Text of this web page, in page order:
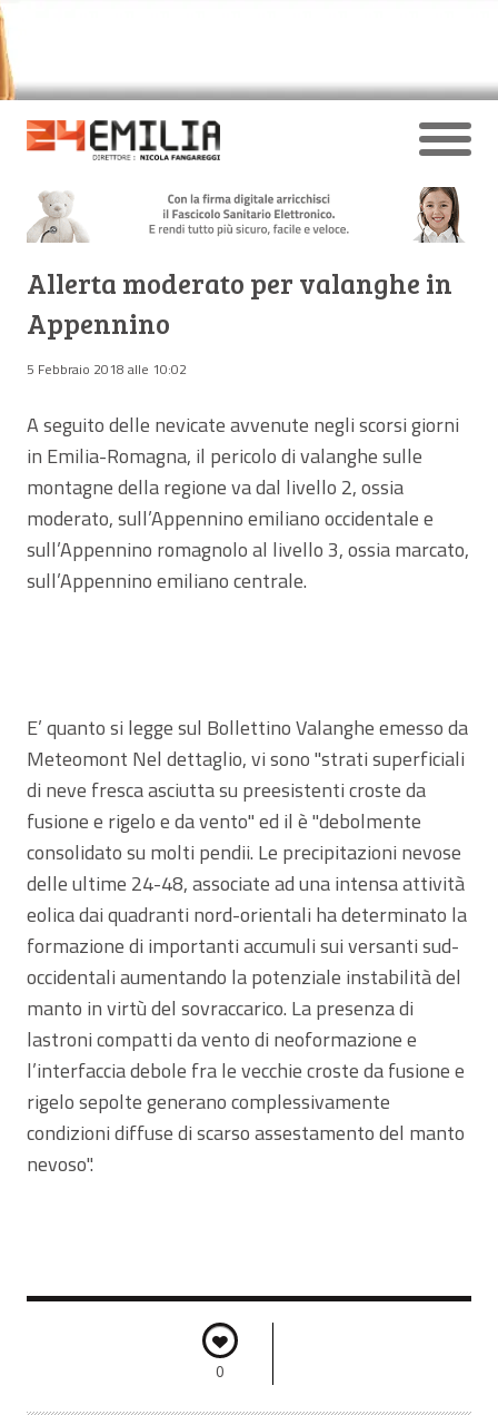
Allerta moderato per valanghe in
Appennino
5 Febbraio 2018 alle 10:02
A seguito delle nevicate avvenute negli scorsi giorni
in Emilia-Romagna, il pericolo di valanghe sulle
montagne della regione va dal livello 2, ossia
moderato, sull’Appennino emiliano occidentale e
sull’Appennino romagnolo al livello 3, ossia marcato,
sull’Appennino emiliano centrale.
E’ quanto si legge sul Bollettino Valanghe emesso da
Meteomont Nel dettaglio, vi sono "strati superficiali
di neve fresca asciutta su preesistenti croste da
fusione e rigelo e da vento" ed il è "debolmente
consolidato su molti pendii. Le precipitazioni nevose
delle ultime 24-48, associate ad una intensa attività
eolica dai quadranti nord-orientali ha determinato la
formazione di importanti accumuli sui versanti sud-
occidentali aumentando la potenziale instabilità del
manto in virtù del sovraccarico. La presenza di
lastroni compatti da vento di neoformazione e
l’interfaccia debole fra le vecchie croste da fusione e
rigelo sepolte generano complessivamente
condizioni diffuse di scarso assestamento del manto
nevoso".
0